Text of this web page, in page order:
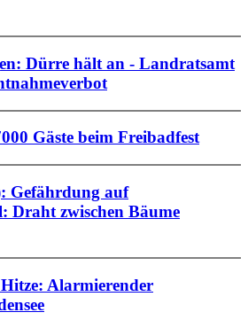
Dürre hält an - Landratsamt
Gäste beim Freibadfest
Gefährdung auf
zwischen Bäume
Alarmierender